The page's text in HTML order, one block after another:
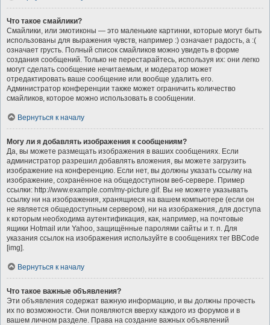
Что такое смайлики?
Смайлики, или эмотиконы — это маленькие картинки, которые могут быть
использованы для выражения чувств, например :) означает радость, а :(
означает грусть. Полный список смайликов можно увидеть в форме
создания сообщений. Только не перестарайтесь, используя их: они легко
могут сделать сообщение нечитаемым, и модератор может
отредактировать ваше сообщение или вообще удалить его.
Администратор конференции также может ограничить количество
смайликов, которое можно использовать в сообщении.
Вернуться к началу
Могу ли я добавлять изображения к сообщениям?
Да, вы можете размещать изображения в ваших сообщениях. Если
администратор разрешил добавлять вложения, вы можете загрузить
изображение на конференцию. Если нет, вы должны указать ссылку на
изображение, сохранённое на общедоступном веб-сервере. Пример
ссылки: http://www.example.com/my-picture.gif. Вы не можете указывать
ссылку ни на изображения, хранящиеся на вашем компьютере (если он
не является общедоступным сервером), ни на изображения, для доступа
к которым необходима аутентификация, как, например, на почтовые
ящики Hotmail или Yahoo, защищённые паролями сайты и т. п. Для
указания ссылок на изображения используйте в сообщениях тег BBCode
[img].
Вернуться к началу
Что такое важные объявления?
Эти объявления содержат важную информацию, и вы должны прочесть
их по возможности. Они появляются вверху каждого из форумов и в
вашем личном разделе. Права на создание важных объявлений